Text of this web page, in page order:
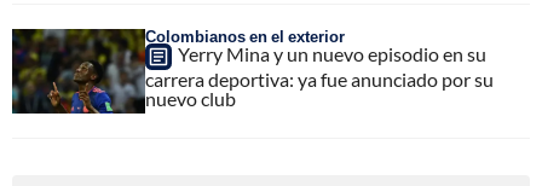
Colombianos en el exterior
Yerry Mina y un nuevo episodio en su
carrera deportiva: ya fue anunciado por su
nuevo club